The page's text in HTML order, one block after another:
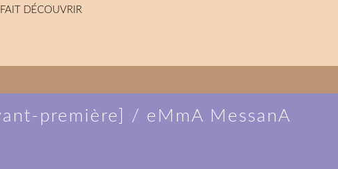
DÉCOUVRIR
première] / eMmA MessanA